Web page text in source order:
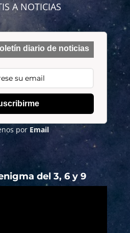
A NOTICIAS
diario de noticias
por Email
del 3, 6 y 9